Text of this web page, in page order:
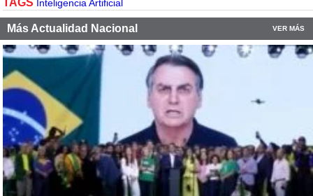
TAGS Inteligencia Artificial
Más Actualidad Nacional VER MÁS